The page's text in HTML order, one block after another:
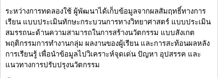
ระหว่างการทดลองใช้ ผู้พัฒนาได้เก็บข้อมูลจากผลสัมฤทธิ์ทางการ
เรียน แบบประเมินทักษะกระบวนการทางวิทยาศาสตร์ แบบประเมิน
สมรรถนะด้านความสามารถในการสร้างนวัตกรรม แบบสังเกต
พฤติกรรมการทำงานกลุ่ม ผลงานของผู้เรียน และการสะท้อนผลหลัง
การเรียนรู้ เพื่อนำข้อมูลไปวิเคราะห์จุดเด่น ปัญหา อุปสรรค และ
แนวทางการปรับปรุงนวัตกรรม